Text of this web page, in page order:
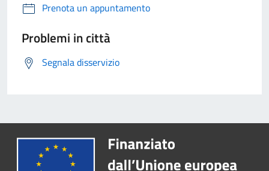
Prenota un appuntamento
Problemi in città
Segnala disservizio